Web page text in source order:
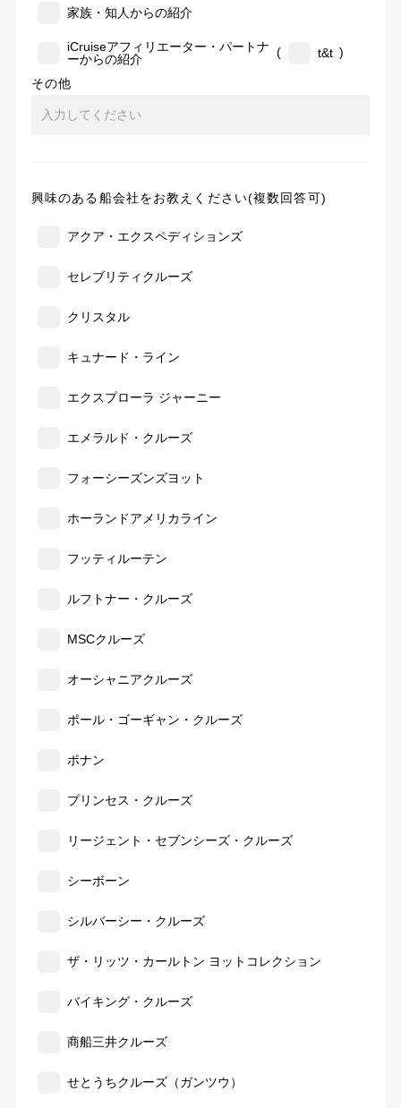
家族・知人からの紹介
iCruiseアフィリエーター・パートナ
ーからの紹介
( t&t )
その他
興味のある船会社をお教えください(複数回答可)
アクア・エクスペディションズ
セレブリティクルーズ
クリスタル
キュナード・ライン
エクスプローラ ジャーニー
エメラルド・クルーズ
フォーシーズンズヨット
ホーランドアメリカライン
フッティルーテン
ルフトナー・クルーズ
MSCクルーズ
オーシャニアクルーズ
ポール・ゴーギャン・クルーズ
ポナン
プリンセス・クルーズ
リージェント・セブンシーズ・クルーズ
シーボーン
シルバーシー・クルーズ
ザ・リッツ・カールトン ヨットコレクション
バイキング・クルーズ
商船三井クルーズ
せとうちクルーズ（ガンツウ）